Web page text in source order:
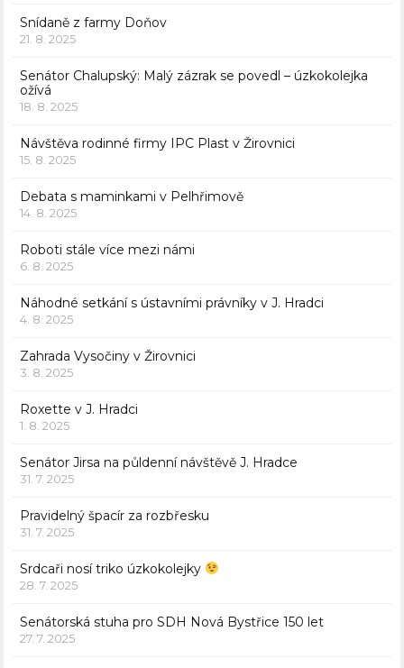
Snídaně z farmy Doňov
21. 8. 2025
Senátor Chalupský: Malý zázrak se povedl – úzkokolejka
ožívá
18. 8. 2025
Návštěva rodinné firmy IPC Plast v Žirovnici
15. 8. 2025
Debata s maminkami v Pelhřimově
14. 8. 2025
Roboti stále více mezi námi
6. 8. 2025
Náhodné setkání s ústavními právníky v J. Hradci
4. 8. 2025
Zahrada Vysočiny v Žirovnici
3. 8. 2025
Roxette v J. Hradci
1. 8. 2025
Senátor Jirsa na půldenní návštěvě J. Hradce
31. 7. 2025
Pravidelný špacír za rozbřesku
31. 7. 2025
Srdcaři nosí triko úzkokolejky
28. 7. 2025
Senátorská stuha pro SDH Nová Bystřice 150 let
27. 7. 2025